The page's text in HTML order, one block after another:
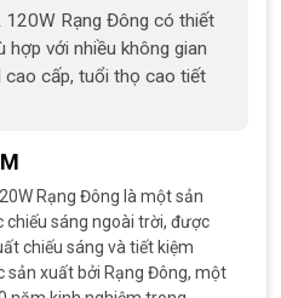
Rạng Đông có thiết
hợp với nhiều không gian
cao cấp, tuổi thọ cao tiết
Rạng Đông là một sản
sáng ngoài trời, được
chiếu sáng và tiết kiệm
sản xuất bởi Rạng Đông, một